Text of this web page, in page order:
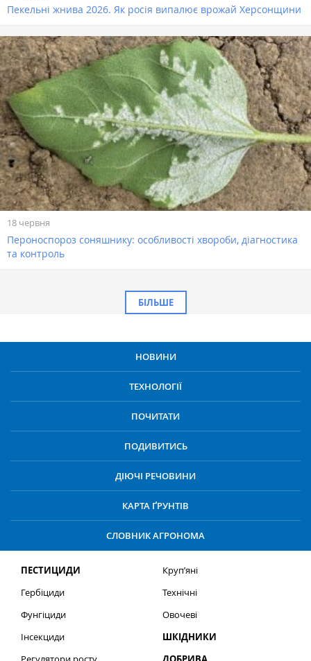
Пекельні жнива 2026. Як росія випалює врожай Херсонщини
18 червня
Пероноспороз соняшнику: особливості хвороби, діагностика
та контроль
БІЛЬШЕ
НОВИНИ
ТЕХНОЛОГІЇ
ПОЧИТАТИ
ПОДИВИТИСЬ
ДІЮЧІ РЕЧОВИНИ
КАРТА ҐРУНТІВ
СЛОВНИК АГРОНОМА
ПЕСТИЦИДИ
Гербіциди
Фунгіциди
Інсекциди
Круп’яні
Технічні
Овочеві
ШКІДНИКИ